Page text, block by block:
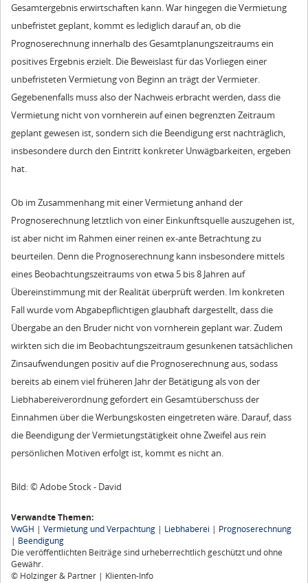
Gesamtergebnis erwirtschaften kann. War hingegen die Vermietung
unbefristet geplant, kommt es lediglich darauf an, ob die
Prognoserechnung innerhalb des Gesamtplanungszeitraums ein
positives Ergebnis erzielt. Die Beweislast für das Vorliegen einer
unbefristeten Vermietung von Beginn an trägt der Vermieter.
Gegebenenfalls muss also der Nachweis erbracht werden, dass die
Vermietung nicht von vornherein auf einen begrenzten Zeitraum
geplant gewesen ist, sondern sich die Beendigung erst nachträglich,
insbesondere durch den Eintritt konkreter Unwägbarkeiten, ergeben
hat.
Ob im Zusammenhang mit einer Vermietung anhand der
Prognoserechnung letztlich von einer Einkunftsquelle auszugehen ist,
ist aber nicht im Rahmen einer reinen ex-ante Betrachtung zu
beurteilen. Denn die Prognoserechnung kann insbesondere mittels
eines Beobachtungszeitraums von etwa 5 bis 8 Jahren auf
Übereinstimmung mit der Realität überprüft werden. Im konkreten
Fall wurde vom Abgabepflichtigen glaubhaft dargestellt, dass die
Übergabe an den Bruder nicht von vornherein geplant war. Zudem
wirkten sich die im Beobachtungszeitraum gesunkenen tatsächlichen
Zinsaufwendungen positiv auf die Prognoserechnung aus, sodass
bereits ab einem viel früheren Jahr der Betätigung als von der
Liebhabereiverordnung gefordert ein Gesamtüberschuss der
Einnahmen über die Werbungskosten eingetreten wäre. Darauf, dass
die Beendigung der Vermietungstätigkeit ohne Zweifel aus rein
persönlichen Motiven erfolgt ist, kommt es nicht an.
Bild: © Adobe Stock - David
Verwandte Themen:
VwGH | Vermietung und Verpachtung | Liebhaberei | Prognoserechnung
| Beendigung
Die veröffentlichten Beiträge sind urheberrechtlich geschützt und ohne
Gewähr.
© Holzinger & Partner | Klienten-Info